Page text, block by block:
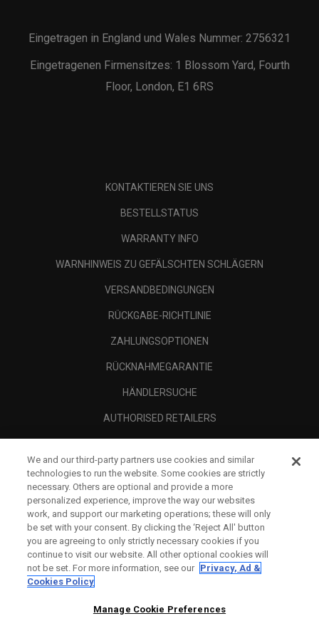
Eingetragen in England und Wales Nummer: 2756321
Eingetragenen Firmensitzes: 1 Blossom Yard, Fourth
Floor, London, E1 6RS
KONTAKTIEREN SIE UNS
BESTELLSTATUS
WARRANTY INFO
WARNHINWEIS ZU GEFÄLSCHTEN SCHLÄGERN
VERSANDBEDINGUNGEN
RÜCKGABE-RICHTLINIE
ZAHLUNGSOPTIONEN
RÜCKNAHMEGARANTIE
HÄNDLERSUCHE
AUTHORISED RETAILERS
UNTERNEHMENSPROFIL
RECHTLICHES-
We and our third-party partners use cookies and similar
technologies to run the website. Some cookies are strictly
necessary. Others are optional and provide a more
personalized experience, improve the way our websites
work, and support our marketing operations; these will only
be set with your consent. By clicking the ‘Reject All' button
you are agreeing to only strictly necessary cookies if you
continue to visit our website. All other optional cookies will
not be set. For more information, see our Privacy, Ad &
Cookies Policy
Manage Cookie Preferences